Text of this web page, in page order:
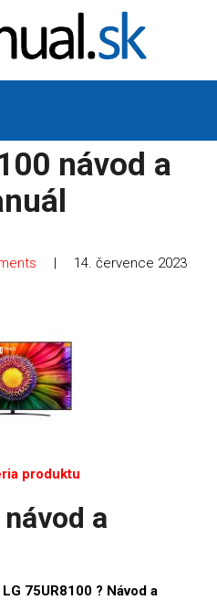
návod a
14. července 2023
produktu
a
75UR8100 ? Návod a